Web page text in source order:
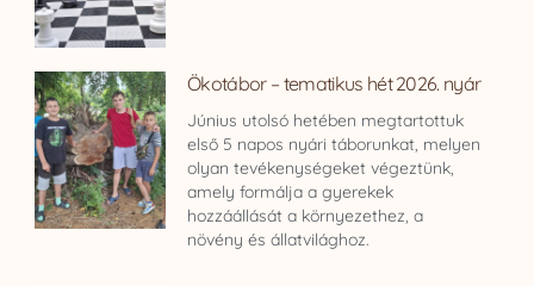
Ökotábor – tematikus hét 2026. nyár
Június utolsó hetében megtartottuk
első 5 napos nyári táborunkat, melyen
olyan tevékenységeket végeztünk,
amely formálja a gyerekek
hozzáállását a környezethez, a
növény és állatvilághoz.